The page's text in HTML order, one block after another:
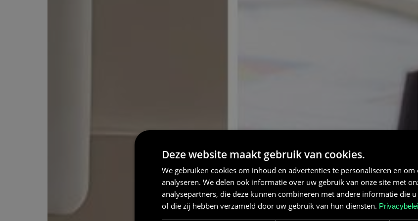
Deze website maakt gebruik van cookies.
We gebruiken cookies om inhoud en advertenties te personaliseren en om
analyseren. We delen ook informatie over uw gebruik van onze site met
analysepartners, die deze kunnen combineren met andere informatie die
of die zij hebben verzameld door uw gebruik van hun diensten.